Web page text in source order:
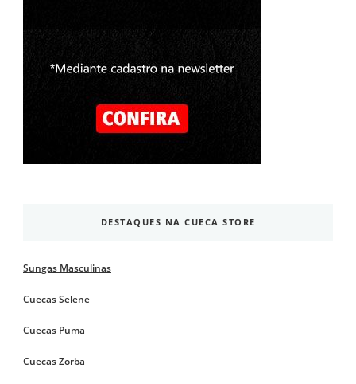
DESTAQUES NA CUECA STORE
Sungas Masculinas
Cuecas Selene
Cuecas Puma
Cuecas Zorba